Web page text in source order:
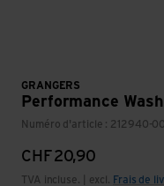
GRANGERS
Performance
Numéro d'article : 212940-001
CHF20,90
TVA incluse. | excl. Frais de